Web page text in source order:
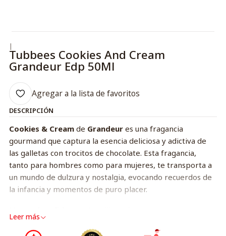
|
Tubbees Cookies And Cream
Grandeur Edp 50Ml
Agregar a la lista de favoritos
DESCRIPCIÓN
Cookies & Creamde Grandeur es una fragancia
gourmand que captura la esencia deliciosa y adictiva de
las galletas con trocitos de chocolate. Esta fragancia,
tanto para hombres como para mujeres, te transporta a
un mundo de dulzura y nostalgia, evocando recuerdos de
la infancia y momentos de puro placer.
Notas de corazón : leche, leche con chocolate
Leer más